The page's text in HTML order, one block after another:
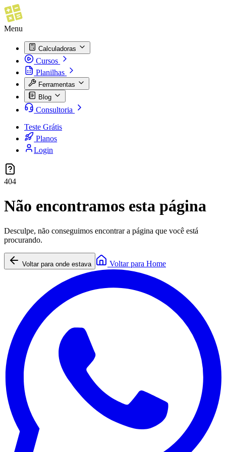
Menu
Calculadoras
Cursos
Planilhas
Ferramentas
Blog
Consultoria
Teste Grátis
Planos
Login
404
Não encontramos esta página
Desculpe, não conseguimos encontrar a página que você está
procurando.
Voltar para onde estava Voltar para Home